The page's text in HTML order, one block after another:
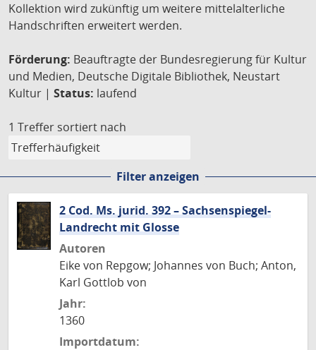
Kollektion wird zukünftig um weitere mittelalterliche
Handschriften erweitert werden.
Förderung: Beauftragte der Bundesregierung für Kultur
und Medien, Deutsche Digitale Bibliothek, Neustart
Kultur | Status: laufend
1 Treffer sortiert nach
Filter anzeigen
2 Cod. Ms. jurid. 392 – Sachsenspiegel-
Landrecht mit Glosse
Autoren
Eike von Repgow; Johannes von Buch; Anton,
Karl Gottlob von
Jahr:
1360
Importdatum: